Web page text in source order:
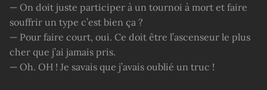
— On doit juste participer à un tournoi à mort et faire
souffrir un type c’est bien ça ?
— Pour faire court, oui. Ce doit être l’ascenseur le plus
cher que j’ai jamais pris.
— Oh. OH ! Je savais que j’avais oublié un truc !